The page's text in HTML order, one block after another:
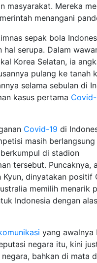
masyarakat. Mereka
menangani
sepak bola
hal serupa. Dalam
Korea Selatan, ia
pulang ke tanah
selama sebulan di
kasus pertama Covid-
Covid-19 di
masih
di stadion
tersebut. Puncaknya,
Kyun, dinyatakan positif
memilih menarik
Indonesia dengan
yang awalnya
negara itu, kini
bahkan di mata